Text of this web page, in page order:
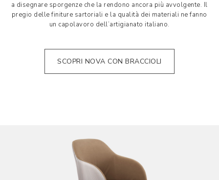
a disegnare sporgenze che la rendono ancora più avvolgente. Il
pregio delle finiture sartoriali e la qualità dei materiali ne fanno
un capolavoro dell’artigianato italiano.
SCOPRI NOVA CON BRACCIOLI